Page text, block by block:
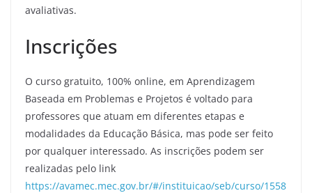
avaliativas.
Inscrições
O curso gratuito, 100% online, em Aprendizagem
Baseada em Problemas e Projetos é voltado para
professores que atuam em diferentes etapas e
modalidades da Educação Básica, mas pode ser feito
por qualquer interessado. As inscrições podem ser
realizadas pelo link
https://avamec.mec.gov.br/#/instituicao/seb/curso/1558